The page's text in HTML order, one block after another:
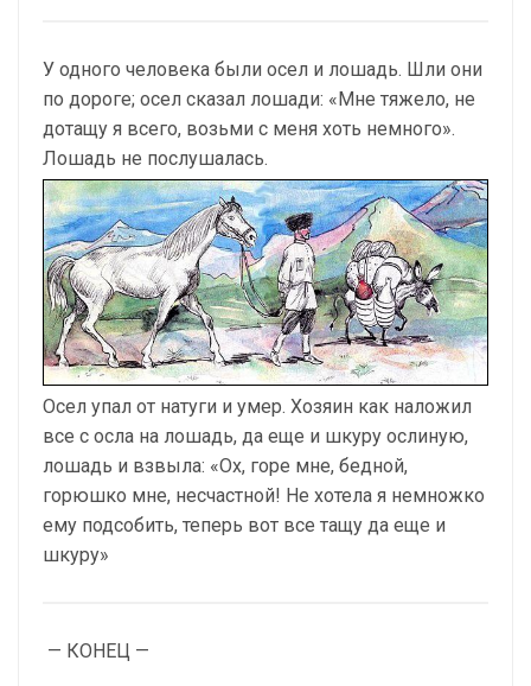
У одного человека были осел и лошадь. Шли они
по дороге; осел сказал лошади: «Мне тяжело, не
дотащу я всего, возьми с меня хоть немного».
Лошадь не послушалась.
Осел упал от натуги и умер. Хозяин как наложил
все с осла на лошадь, да еще и шкуру ослиную,
лошадь и взвыла: «Ох, горе мне, бедной,
горюшко мне, несчастной! Не хотела я немножко
ему подсобить, теперь вот все тащу да еще и
шкуру»
— КОНЕЦ —